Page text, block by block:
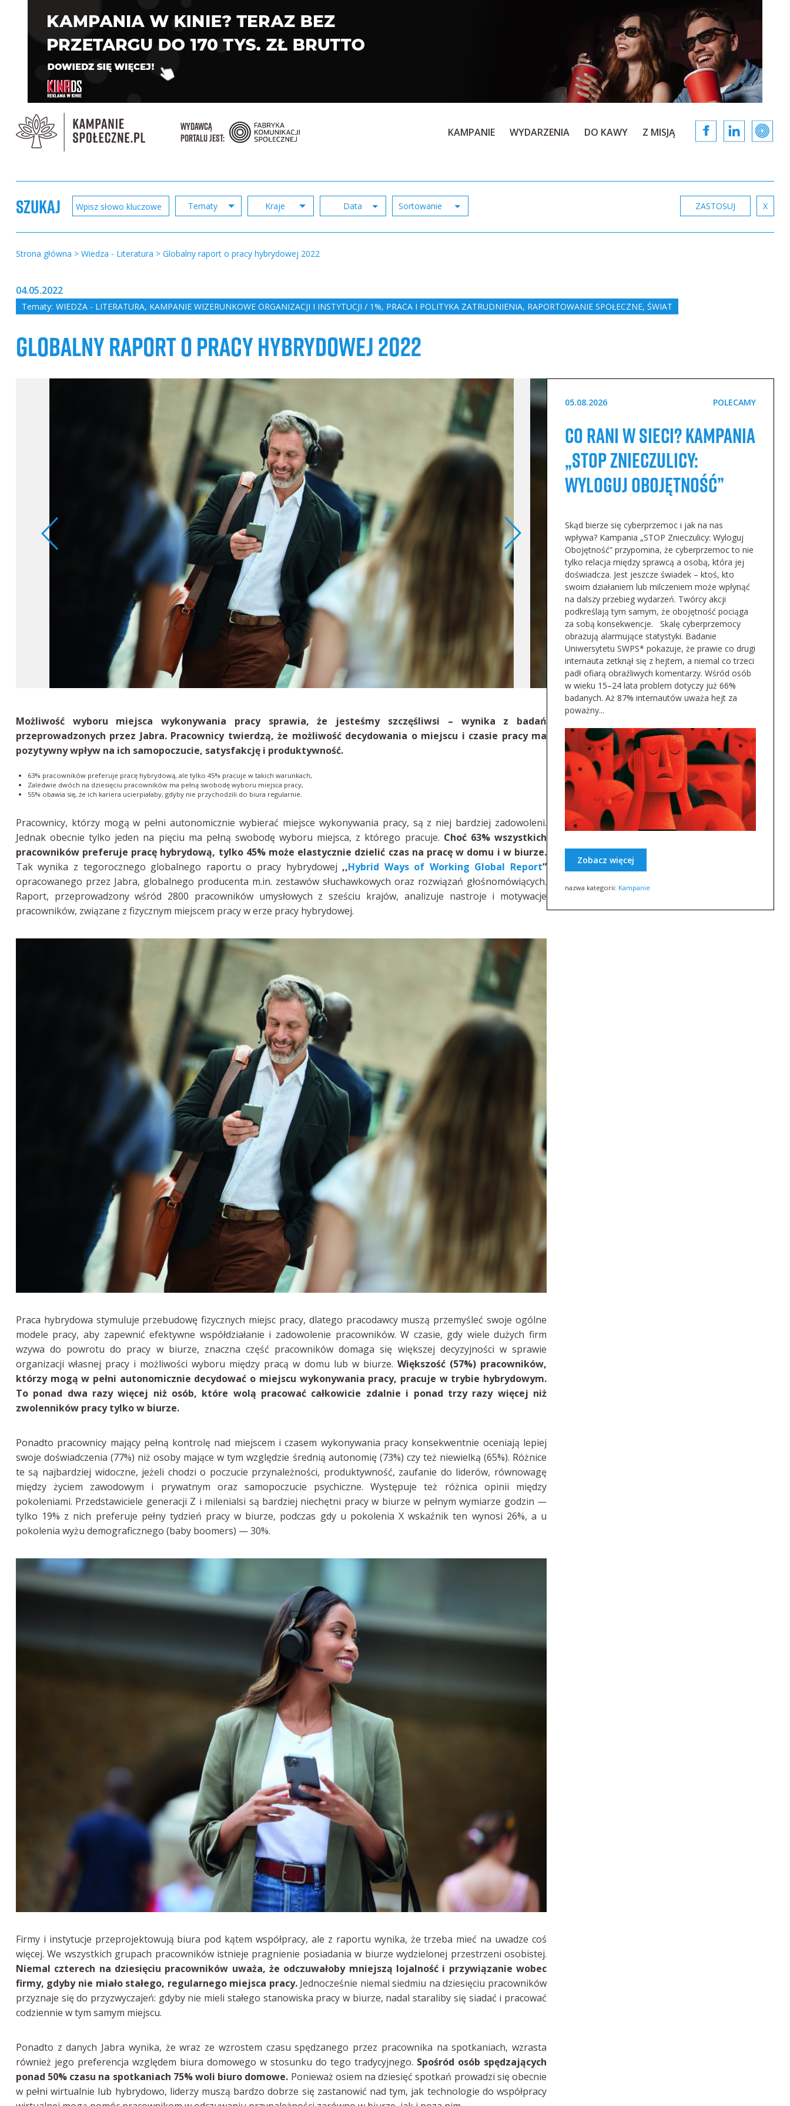
WYDAWCĄ
PORTALU JEST:
KAMPANIE WYDARZENIA DO KAWY Z MISJĄ
SZUKAJ Tematy Kraje ZASTOSUJ X
Strona główna > Wiedza - Literatura > Globalny raport o pracy hybrydowej 2022
04.05.2022
Tematy: WIEDZA - LITERATURA, KAMPANIE WIZERUNKOWE ORGANIZACJI I INSTYTUCJI / 1%, PRACA I POLITYKA ZATRUDNIENIA, RAPORTOWANIE SPOŁECZNE, ŚWIAT
GLOBALNY RAPORT O PRACY HYBRYDOWEJ 2022
Możliwość wyboru miejsca wykonywania pracy sprawia, że jesteśmy szczęśliwsi – wynika z badań
przeprowadzonych przez Jabra. Pracownicy twierdzą, że możliwość decydowania o miejscu i czasie pracy ma
pozytywny wpływ na ich samopoczucie, satysfakcję i produktywność.
63% pracowników preferuje pracę hybrydową, ale tylko 45% pracuje w takich warunkach,
Zaledwie dwóch na dziesięciu pracowników ma pełną swobodę wyboru miejsca pracy,
55% obawia się, że ich kariera ucierpiałaby, gdyby nie przychodzili do biura regularnie.
Pracownicy, którzy mogą w pełni autonomicznie wybierać miejsce wykonywania pracy, są z niej bardziej zadowoleni.
Jednak obecnie tylko jeden na pięciu ma pełną swobodę wyboru miejsca, z którego pracuje. Choć 63% wszystkich
pracowników preferuje pracę hybrydową, tylko 45% może elastycznie dzielić czas na pracę w domu i w biurze.
Tak wynika z tegorocznego globalnego raportu o pracy hybrydowej ,,Hybrid Ways of Working Global Report”
opracowanego przez Jabra, globalnego producenta m.in. zestawów słuchawkowych oraz rozwiązań głośnomówiących.
Raport, przeprowadzony wśród 2800 pracowników umysłowych z sześciu krajów, analizuje nastroje i motywacje
pracowników, związane z fizycznym miejscem pracy w erze pracy hybrydowej.
Praca hybrydowa stymuluje przebudowę fizycznych miejsc pracy, dlatego pracodawcy muszą przemyśleć swoje ogólne
modele pracy, aby zapewnić efektywne współdziałanie i zadowolenie pracowników. W czasie, gdy wiele dużych firm
wzywa do powrotu do pracy w biurze, znaczna część pracowników domaga się większej decyzyjności w sprawie
organizacji własnej pracy i możliwości wyboru między pracą w domu lub w biurze. Większość (57%) pracowników,
którzy mogą w pełni autonomicznie decydować o miejscu wykonywania pracy, pracuje w trybie hybrydowym.
To ponad dwa razy więcej niż osób, które wolą pracować całkowicie zdalnie i ponad trzy razy więcej niż
zwolenników pracy tylko w biurze.
Ponadto pracownicy mający pełną kontrolę nad miejscem i czasem wykonywania pracy konsekwentnie oceniają lepiej
swoje doświadczenia (77%) niż osoby mające w tym względzie średnią autonomię (73%) czy też niewielką (65%). Różnice
te są najbardziej widoczne, jeżeli chodzi o poczucie przynależności, produktywność, zaufanie do liderów, równowagę
między życiem zawodowym i prywatnym oraz samopoczucie psychiczne. Występuje też różnica opinii między
pokoleniami. Przedstawiciele generacji Z i milenialsi są bardziej niechętni pracy w biurze w pełnym wymiarze godzin —
tylko 19% z nich preferuje pełny tydzień pracy w biurze, podczas gdy u pokolenia X wskaźnik ten wynosi 26%, a u
pokolenia wyżu demograficznego (baby boomers) — 30%.
Firmy i instytucje przeprojektowują biura pod kątem współpracy, ale z raportu wynika, że trzeba mieć na uwadze coś
więcej. We wszystkich grupach pracowników istnieje pragnienie posiadania w biurze wydzielonej przestrzeni osobistej.
Niemal czterech na dziesięciu pracowników uważa, że odczuwałoby mniejszą lojalność i przywiązanie wobec
firmy, gdyby nie miało stałego, regularnego miejsca pracy.Jednocześnie niemal siedmiu na dziesięciu pracowników
przyznaje się do przyzwyczajeń: gdyby nie mieli stałego stanowiska pracy w biurze, nadal staraliby się siadać i pracować
codziennie w tym samym miejscu.
Ponadto z danych Jabra wynika, że wraz ze wzrostem czasu spędzanego przez pracownika na spotkaniach, wzrasta
również jego preferencja względem biura domowego w stosunku do tego tradycyjnego. Spośród osób spędzających
ponad 50% czasu na spotkaniach 75% woli biuro domowe. Ponieważ osiem na dziesięć spotkań prowadzi się obecnie
w pełni wirtualnie lub hybrydowo, liderzy muszą bardzo dobrze się zastanowić nad tym, jak technologie do współpracy
05.08.2026 POLECAMY
Co rani w sieci? Kampania
„STOP Znieczulicy:
Wyloguj Obojętność”
Skąd bierze się cyberprzemoc i jak na nas
wpływa? Kampania „STOP Znieczulicy: Wyloguj
Obojętność” przypomina, że cyberprzemoc to nie
tylko relacja między sprawcą a osobą, która jej
doświadcza. Jest jeszcze świadek – ktoś, kto
swoim działaniem lub milczeniem może wpłynąć
na dalszy przebieg wydarzeń. Twórcy akcji
podkreślają tym samym, że obojętność pociąga
za sobą konsekwencje. Skalę cyberprzemocy
obrazują alarmujące statystyki. Badanie
Uniwersytetu SWPS* pokazuje, że prawie co drugi
internauta zetknął się z hejtem, a niemal co trzeci
padł ofiarą obraźliwych komentarzy. Wśród osób
w wieku 15–24 lata problem dotyczy już 66%
badanych. Aż 87% internautów uważa hejt za
poważny...
Zobacz więcej
nazwa kategorii: Kampanie